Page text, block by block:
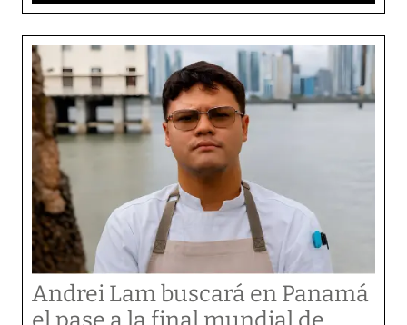
Andrei Lam buscará en Panamá